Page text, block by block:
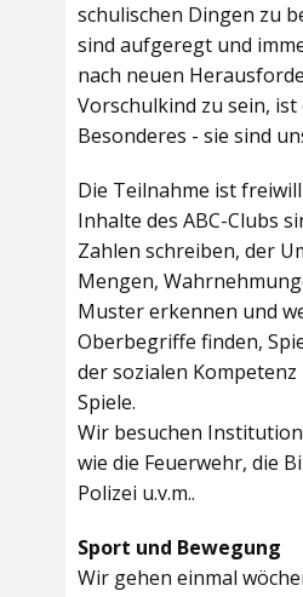
schulischen Dingen zu
sind aufgeregt und
nach neuen
Vorschulkind zu sein, ist
Besonderes - sie sind
Die Teilnahme ist
Inhalte des ABC-Clubs
Zahlen schreiben, der
Mengen,
Muster erkennen und
Oberbegriffe finden,
der sozialen
Spiele.
Wir besuchen
wie die Feuerwehr, die
Polizei u.v.m..
Sport und Bewegung
Wir gehen einmal